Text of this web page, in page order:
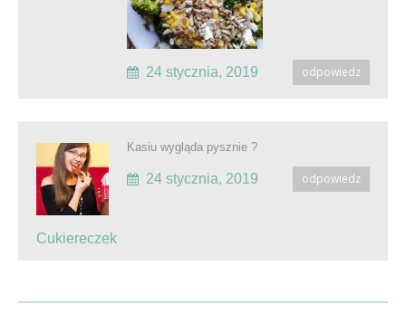
odpowiedz
24 stycznia, 2019
Cukiereczek
Kasiu wygląda pysznie ?
odpowiedz
24 stycznia, 2019